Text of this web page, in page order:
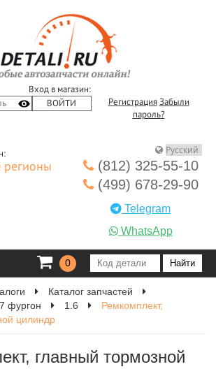
Вход в магазин:
Регистрация Забыли
пароль?
регионы
(812) 325-55-10
(499) 678-29-90
Telegram
WhatsApp
0
Каталог запчастей
фургон 1.6
Ремкомплект,
цилиндр
главный тормозной